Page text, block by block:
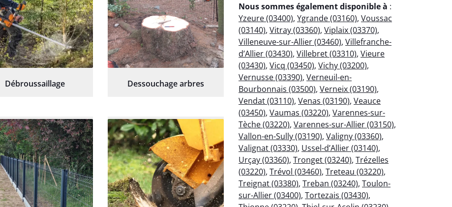
Débroussaillage Dessouchage arbres
Nous sommes également disponible à :
Yzeure (03400), Ygrande (03160), Voussac
(03140), Vitray (03360), Viplaix (03370),
Villeneuve-sur-Allier (03460), Villefranche-
d’Allier (03430), Villebret (03310), Vieure
(03430), Vicq (03450), Vichy (03200),
Vernusse (03390), Verneuil-en-
Bourbonnais (03500), Verneix (03190),
Vendat (03110), Venas (03190), Veauce
(03450), Vaumas (03220), Varennes-sur-
Tèche (03220), Varennes-sur-Allier (03150),
Vallon-en-Sully (03190), Valigny (03360),
Valignat (03330), Ussel-d’Allier (03140),
Urçay (03360), Tronget (03240), Trézelles
(03220), Trévol (03460), Treteau (03220),
Treignat (03380), Treban (03240), Toulon-
sur-Allier (03400), Tortezais (03430),